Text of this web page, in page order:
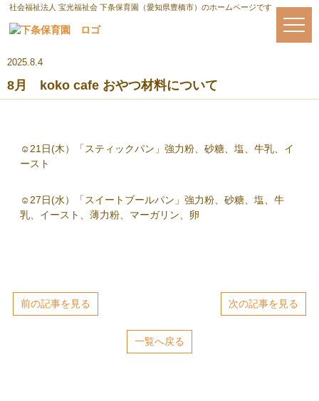
社会福祉法人 宝光福祉会 下条保育園（愛知県豊橋市）のホームページです
2025.8.4
8月 koko cafe おやつ材料について
☺21日(木）「スティックパン」強力粉、砂糖、塩、牛乳、イ
ースト
☺27日(水）「スイートブールパン」強力粉、砂糖、塩、牛
乳、イースト、薄力粉、マーガリン、卵
前の記事を見る 次の記事を見る
一覧へ戻る